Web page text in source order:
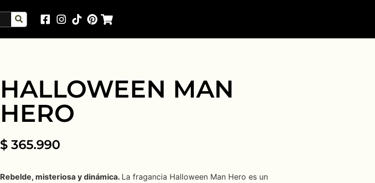
HALLOWEEN MAN
HERO
$ 365.990
Rebelde, misteriosa y dinámica. La fragancia Halloween Man Hero es un